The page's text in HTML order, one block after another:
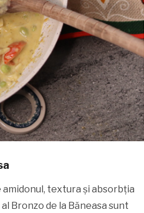
textura și absorbția
Bronzo de la Băneasa sunt